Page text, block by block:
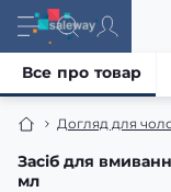
Догляд для
Засіб для
мл
Все про товар